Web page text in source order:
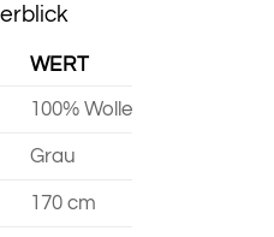
WERT
100% Wolle
Grau
170 cm